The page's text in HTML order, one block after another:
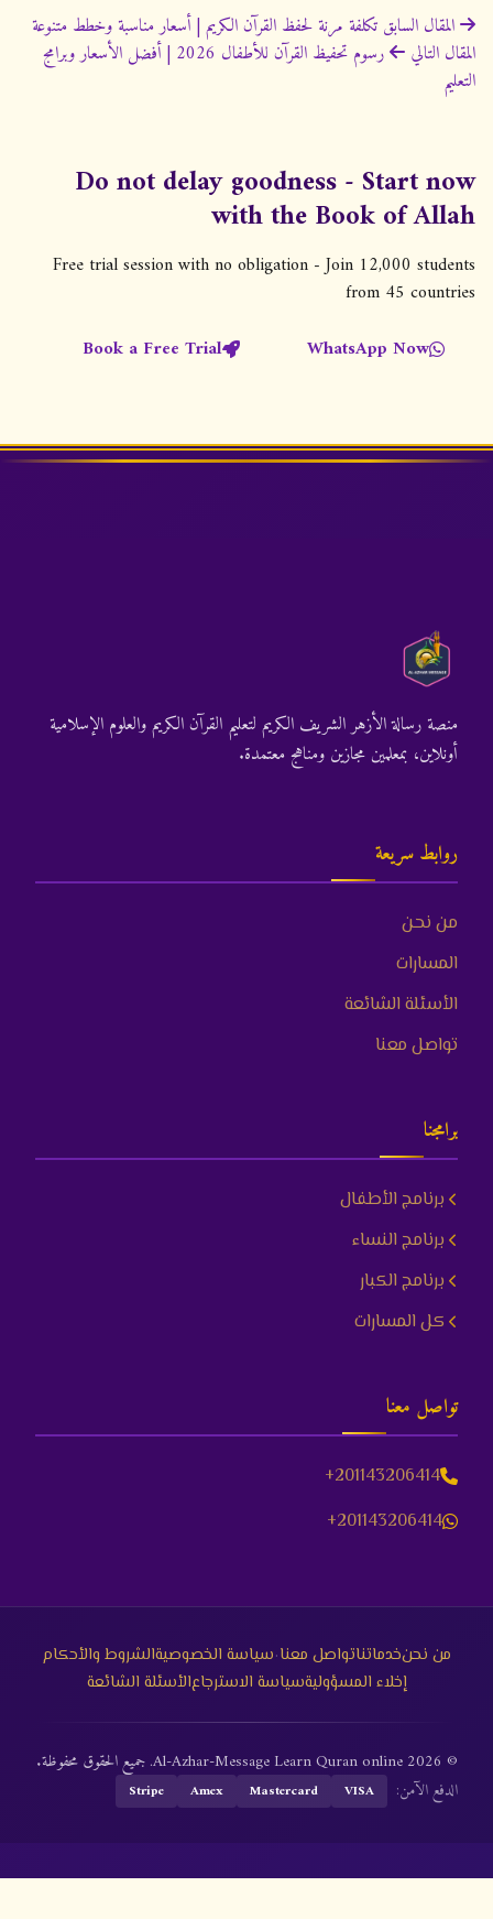
ت
ص
فّ
ا
ل
م
ق
ا
المقال السابق تكلفة مرنة لحفظ القرآن الكريم | أسعار مناسبة وخطط متنوعة
المقال التالي
رسوم تحفيظ القرآن للأطفال 2026 | أفضل الأسعار وبرامج
التعليم
Do not delay goodness - Start now
with the Book of Allah
Free trial session with no obligation - Join 12,000 students
from 45 countries
WhatsApp Now
Book a Free Trial
منصة رسالة الأزهر الشريف الكريم لتعليم القرآن الكريم والعلوم الإسلامية
أونلاين، بمعلمين مجازين ومناهج معتمدة.
روابط سريعة
من نحن
المسارات
الأسئلة الشائعة
تواصل معنا
برامجنا
برنامج الأطفال
برنامج النساء
برنامج الكبار
كل المسارات
تواصل معنا
+201143206414
+201143206414
من نحنخدماتناتواصل معنا·سياسة الخصوصيةالشروط والأحكام
إخلاء المسؤوليةسياسة الاسترجاعالأسئلة الشائعة
© 2026 Al-Azhar-Message Learn Quran online. جميع الحقوق محفوظة.
الدفع الآمن: VISA
Mastercard
Amex
Stripe